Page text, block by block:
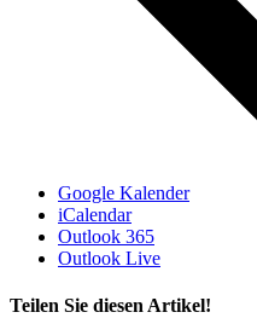
Google Kalender
iCalendar
Outlook 365
Outlook Live
Teilen Sie diesen Artikel!